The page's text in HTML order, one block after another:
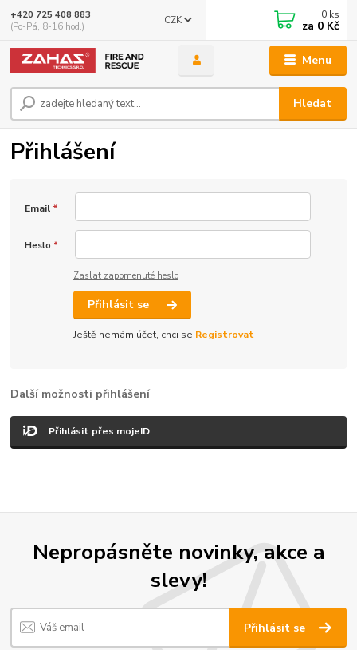
Menu
CZK
Hledat
+420 725 408 883
(Po-Pá, 8-16 hod.)
0 ks
za 0 Kč
Přihlášení
Email *
Heslo *
Zaslat zapomenuté heslo
Přihlásit se
Ještě nemám účet, chci se Registrovat
Další možnosti přihlášení
Přihlásit přes mojeID
Nepropásněte novinky, akce a
slevy!
Přihlásit se